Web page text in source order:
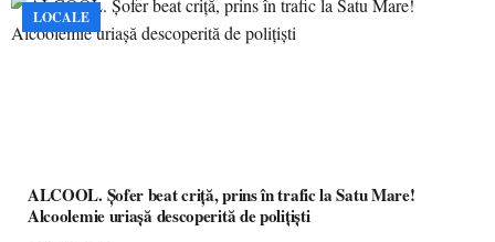
LOCALE
ALCOOL. Șofer beat criță, prins în trafic la Satu Mare!
Alcoolemie uriașă descoperită de polițiști